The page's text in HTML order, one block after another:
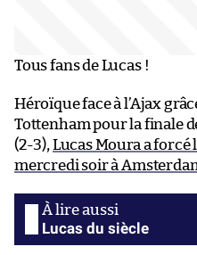
Tous fans de Lucas !
Héroïque face à l’Ajax
Tottenham pour la finale
(2-3), Lucas Moura a forcé
mercredi soir à
Lucas du siècle